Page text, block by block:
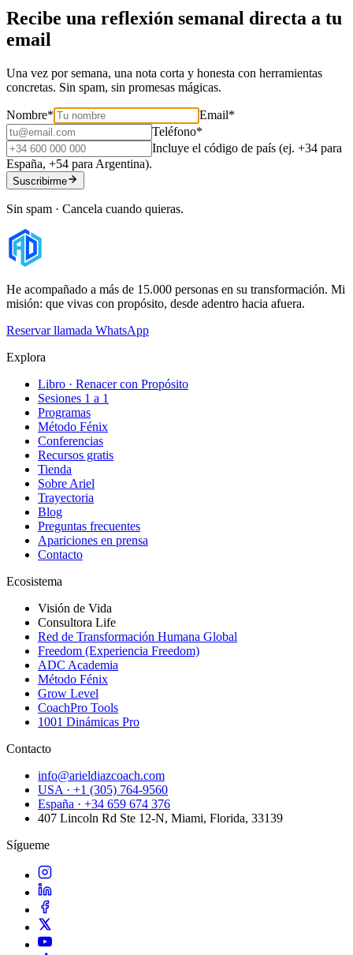
Recibe una reflexión semanal directa a tu
email
Una vez por semana, una nota corta y honesta con herramientas
concretas. Sin spam, sin promesas mágicas.
Nombre* Email*
Teléfono*
Incluye el código de país (ej. +34 para
España, +54 para Argentina).
Suscribirme
Sin spam · Cancela cuando quieras.
He acompañado a más de 15.000 personas en su transformación. Mi
misión: que vivas con propósito, desde adentro hacia afuera.
Reservar llamada WhatsApp
Explora
Libro · Renacer con Propósito
Sesiones 1 a 1
Programas
Método Fénix
Conferencias
Recursos gratis
Tienda
Sobre Ariel
Trayectoria
Blog
Preguntas frecuentes
Apariciones en prensa
Contacto
Ecosistema
Visión de Vida
Consultora Life
Red de Transformación Humana Global
Freedom (Experiencia Freedom)
ADC Academia
Método Fénix
Grow Level
CoachPro Tools
1001 Dinámicas Pro
Contacto
info@arieldiazcoach.com
USA · +1 (305) 764-9560
España · +34 659 674 376
407 Lincoln Rd Ste 12-N, Miami, Florida, 33139
Sígueme